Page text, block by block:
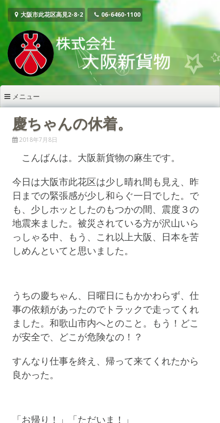
コ
ン
ス
キ
ッ
プ
大阪市此花区高見2-8-2 06-6460-1100
メニュー
慶ちゃんの休着。
2018年7月8日
こんばんは。大阪新貨物の麻生です。
今日は大阪市此花区は少し晴れ間も見え、昨
日までの緊張感が少し和らぐ一日でした。で
も、少しホッとしたのもつかの間、震度３の
地震来ました。被災されている方が沢山いら
っしゃる中、もう、これ以上大阪、日本を苦
しめんといてと思いました。
うちの慶ちゃん、日曜日にもかかわらず、仕
事の依頼があったのでトラックで走ってくれ
ました。和歌山市内へとのこと。もう！どこ
が安全で、どこが危険なの！？
すんなり仕事を終え、帰って来てくれたから
良かった。
「お帰り！」「ただいま！」